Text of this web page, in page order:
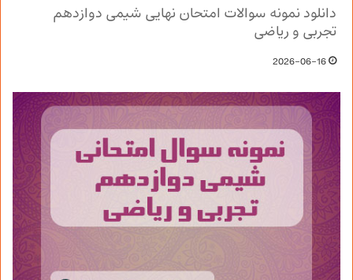
دانلود نمونه سوالات امتحان نهایی شیمی دوازدهم
تجربی و ریاضی
2026-06-16